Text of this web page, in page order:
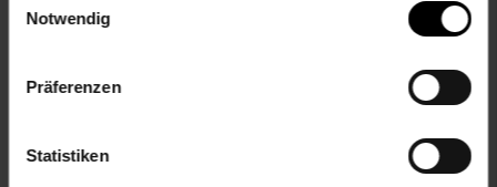
Notwendig
Präferenzen
Statistiken
Farbe: weiß/braun
EAN: 4016787080407